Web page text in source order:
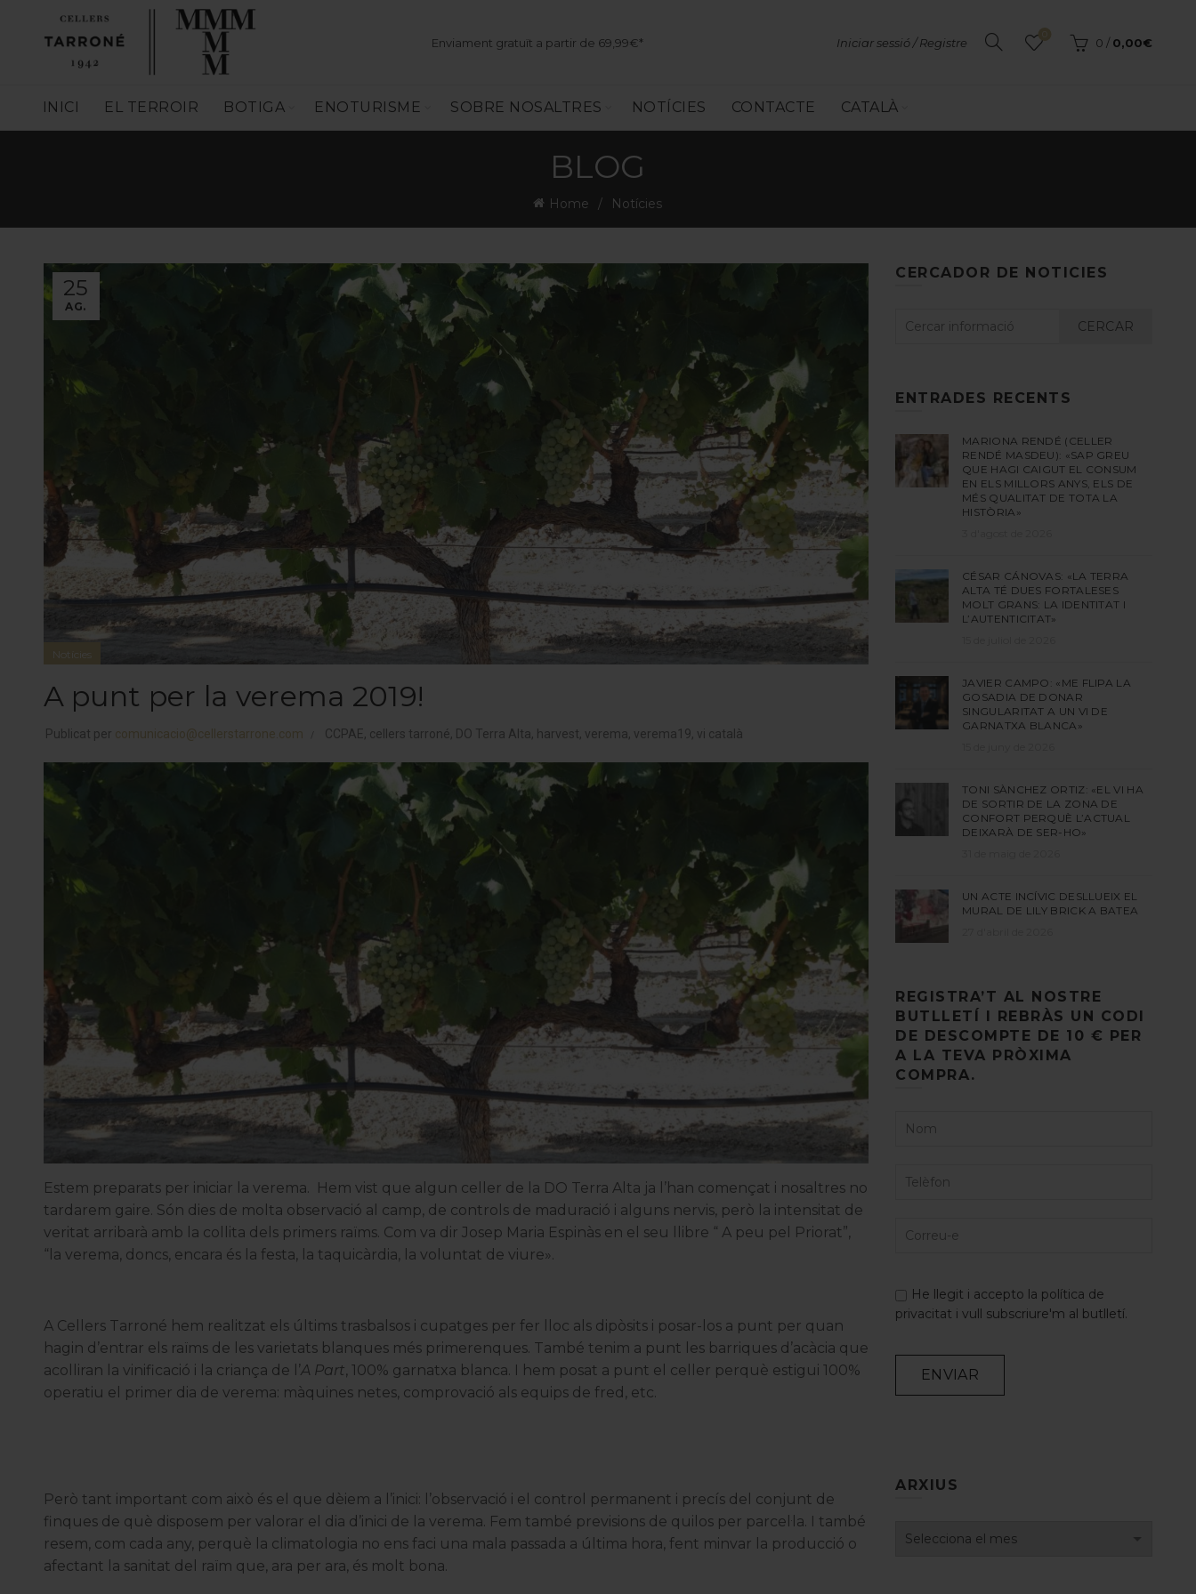
Enviament gratuït a partir de 69,99€* Iniciar sessió / Registre 0 / 0,00€
INICI EL TERROIR BOTIGA ENOTURISME SOBRE NOSALTRES NOTÍCIES CONTACTE CATALÀ
BLOG
Home Notícies
25
AG.
Notícies
A punt per la verema 2019!
Publicat per comunicacio@cellerstarrone.com CCPAE, cellers tarroné, DO Terra Alta, harvest, verema, verema19, vi català
Estem preparats per iniciar la verema. Hem vist que algun celler de la DO Terra Alta ja l’han començat i nosaltres no
tardarem gaire. Són dies de molta observació al camp, de controls de maduració i alguns nervis, però la intensitat de
veritat arribarà amb la collita dels primers raïms. Com va dir Josep Maria Espinàs en el seu llibre “ A peu pel Priorat”,
“la verema, doncs, encara és la festa, la taquicàrdia, la voluntat de viure».
A Cellers Tarroné hem realitzat els últims trasbalsos i cupatges per fer lloc als dipòsits i posar-los a punt per quan
hagin d’entrar els raïms de les varietats blanques més primerenques. També tenim a punt les barriques d’acàcia que
acolliran la vinificació i la criança de l’A Part , 100% garnatxa blanca. I hem posat a punt el celler perquè estigui 100%
operatiu el primer dia de verema: màquines netes, comprovació als equips de fred, etc.
Però tant important com això és el que dèiem a l’inici: l’observació i el control permanent i precís del conjunt de
finques de què disposem per valorar el dia d’inici de la verema. Fem també previsions de quilos per parcel·la. I també
resem, com cada any, perquè la climatologia no ens faci una mala passada a última hora, fent minvar la producció o
afectant la sanitat del raïm que, ara per ara, és molt bona.
CERCADOR DE NOTICIES
CERCAR
ENTRADES RECENTS
MARIONA RENDÉ (CELLER
RENDÉ MASDEU): «SAP GREU
QUE HAGI CAIGUT EL CONSUM
EN ELS MILLORS ANYS, ELS DE
MÉS QUALITAT DE TOTA LA
HISTÒRIA»
CÉSAR CÁNOVAS: «LA TERRA
ALTA TÉ DUES FORTALESES
MOLT GRANS: LA IDENTITAT I
L’AUTENTICITAT»
JAVIER CAMPO: «ME FLIPA LA
GOSADIA DE DONAR
SINGULARITAT A UN VI DE
GARNATXA BLANCA»
TONI SÀNCHEZ ORTIZ: «EL VI HA
DE SORTIR DE LA ZONA DE
CONFORT PERQUÈ L’ACTUAL
DEIXARÀ DE SER-HO»
UN ACTE INCÍVIC DESLLUEIX EL
MURAL DE LILY BRICK A BATEA
REGISTRA’T AL NOSTRE
BUTLLETÍ I REBRÀS UN CODI
DE DESCOMPTE DE 10 € PER
A LA TEVA PRÒXIMA
COMPRA.
He llegit i accepto la política de
privacitat i vull subscriure'm al butlletí.
ARXIUS
Arxius